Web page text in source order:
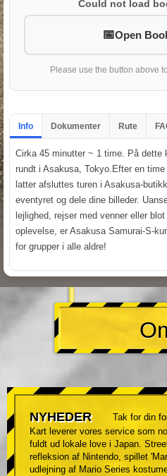
Could not load
Open
Please use the button above
Info Dokumenter Rute
Cirka 45 minutter ~ 1 time. På
rundt i Asakusa, Tokyo.Efter en
latter afsluttes turen i Asakusa-
eventyret og dele dine billeder.
lejlighed, rejser med venner eller
oplevelse, er Asakusa Samurai-S-
for grupper i alle aldre!
NYHEDER
Tak for din
Kart leverer vores service som
fuldt ud lokale love i Japan.
refleksion af Nintendo, spillet
udlejning af Mario Series